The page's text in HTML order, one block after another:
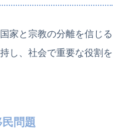
家と宗教の分離を信じる
し、社会で重要な役割を
問題